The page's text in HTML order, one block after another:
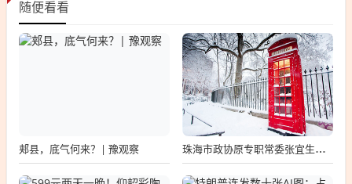
随便看看
郏县，底气何来？| 豫观察 珠海市政协原专职常委张宜生被查